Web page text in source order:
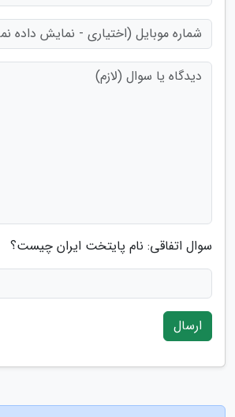
سوال اتفاقی: نام پایتخت ایران چیست؟
ارسال